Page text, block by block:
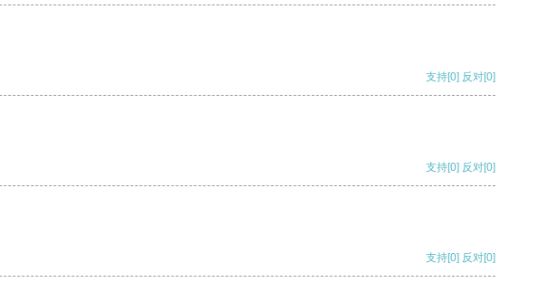
支持[0] 反对[0]
支持[0] 反对[0]
支持[0] 反对[0]